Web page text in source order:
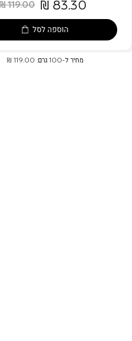
Vibes
Notes
Selection83.30 ₪
119.00 ₪
הוספה לסל
מחיר ל-100 גרם: 119.00 ₪